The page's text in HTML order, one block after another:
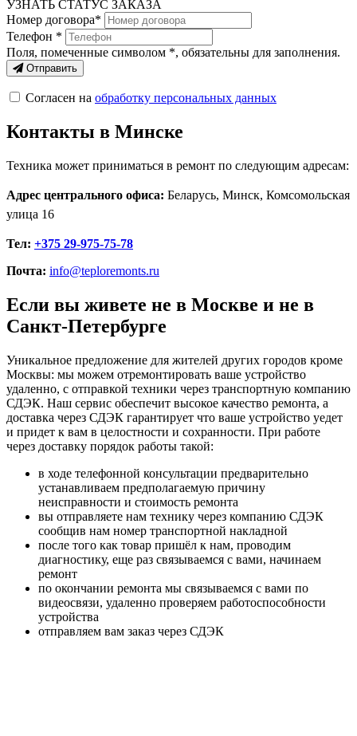
УЗНАТЬ СТАТУС ЗАКАЗА
Номер договора*
Телефон *
Поля, помеченные символом *, обязательны для заполнения.
Отправить
Согласен на обработку персональных данных
Контакты в Минске
Техника может приниматься в ремонт по следующим адресам:
Адрес центрального офиса: Беларусь, Минск, Комсомольская
улица 16
Тел: +375 29-975-75-78
Почта: info@teploremonts.ru
Если вы живете не в Москве и не в
Санкт-Петербурге
Уникальное предложение для жителей других городов кроме
Москвы: мы можем отремонтировать ваше устройство
удаленно, с отправкой техники через транспортную компанию
СДЭК. Наш сервис обеспечит высокое качество ремонта, а
доставка через СДЭК гарантирует что ваше устройство уедет
и придет к вам в целостности и сохранности. При работе
через доставку порядок работы такой:
в ходе телефонной консультации предварительно
устанавливаем предполагаемую причину
неисправности и стоимость ремонта
вы отправляете нам технику через компанию СДЭК
сообщив нам номер транспортной накладной
после того как товар пришёл к нам, проводим
диагностику, еще раз связываемся с вами, начинаем
ремонт
по окончании ремонта мы связываемся с вами по
видеосвязи, удаленно проверяем работоспособности
устройства
отправляем вам заказ через СДЭК